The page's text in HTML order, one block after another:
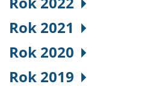
Rok 2021
Rok 2020
Rok 2019